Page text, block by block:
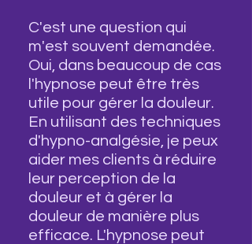
C'est une question qui
m'est souvent demandée.
Oui, dans beaucoup de cas
l'hypnose peut être très
utile pour gérer la douleur.
En utilisant des techniques
d'hypno-analgésie, je peux
aider mes clients à réduire
leur perception de la
douleur et à gérer la
douleur de manière plus
efficace. L'hypnose peut